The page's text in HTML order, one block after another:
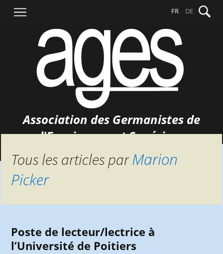
contenu
FR DE
Association des Germanistes de
l'Enseignement Supérieur
Tous les articles parMarion
Picker
Poste de lecteur/lectrice à
l’Université de Poitiers